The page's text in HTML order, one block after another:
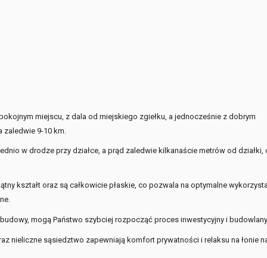
miejscu, z dala od miejskiego zgiełku, a jednocześnie z dobrym
9-10 km.
w drodze przy działce, a prąd zaledwie kilkanaście metrów od działki,
kształt oraz są całkowicie płaskie, co pozwala na optymalne
mogą Państwo szybciej rozpocząć proces inwestycyjny i budowlany.
nieliczne sąsiedztwo zapewniają komfort prywatności i relaksu na łonie